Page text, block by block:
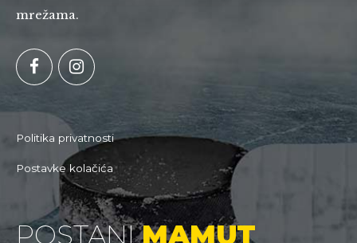
mrežama.
Politika privatnosti
Postavke kolačića
POSTANIMAMUT